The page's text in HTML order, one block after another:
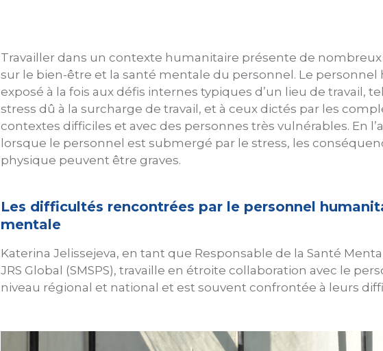
Travailler dans un contexte humanitaire présente de
sur le bien-être et la santé mentale du personnel. Le
exposé à la fois aux défis internes typiques d’un lieu de travail,
stress dû à la surcharge de travail, et à ceux dictés par les
contextes difficiles et avec des personnes très vulnérables. En
lorsque le personnel est submergé par le stress, les
physique peuvent être graves.
Les difficultés rencontrées par le personnel
mentale
Katerina Jelissejeva, en tant que Responsable de la Santé
JRS Global (SMSPS), travaille en étroite collaboration avec le
niveau régional et national et est souvent confrontée à leurs